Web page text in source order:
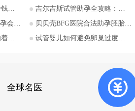
为人父母梦想的单身人士，吉尔吉
斯斯坦的法律框架值得深入探讨。
法律的核心要点，并特别关注单身
拉套大学附属BFG生殖妇产医院的
咨询信息。 核心要点一：吉尔吉
斯斯坦助孕法律概述 吉尔吉斯斯
消费
吉尔吉斯试管助孕全攻略：为什么越来越多的中国家庭选择比什凯克？
站）
贝贝壳BFG医院合法助孕胚胎移植流程详解
？
试管婴儿如何避免卵巢过度刺激综合征
全球名医